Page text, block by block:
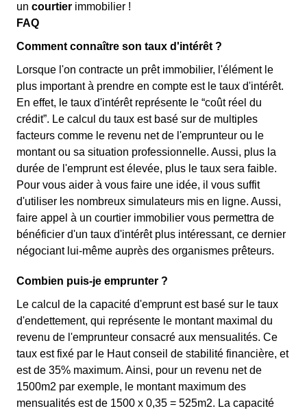
un courtier immobilier !
FAQ
Comment connaître son taux d'intérêt ?
Lorsque l'on contracte un prêt immobilier, l'élément le
plus important à prendre en compte est le taux d'intérêt.
En effet, le taux d'intérêt représente le “coût réel du
crédit”. Le calcul du taux est basé sur de multiples
facteurs comme le revenu net de l'emprunteur ou le
montant ou sa situation professionnelle. Aussi, plus la
durée de l'emprunt est élevée, plus le taux sera faible.
Pour vous aider à vous faire une idée, il vous suffit
d'utiliser les nombreux simulateurs mis en ligne. Aussi,
faire appel à un courtier immobilier vous permettra de
bénéficier d'un taux d'intérêt plus intéressant, ce dernier
négociant lui-même auprès des organismes prêteurs.
Combien puis-je emprunter ?
Le calcul de la capacité d'emprunt est basé sur le taux
d'endettement, qui représente le montant maximal du
revenu de l'emprunteur consacré aux mensualités. Ce
taux est fixé par le Haut conseil de stabilité financière, et
est de 35% maximum. Ainsi, pour un revenu net de
1500m2 par exemple, le montant maximum des
mensualités est de 1500 x 0,35 = 525m2. La capacité